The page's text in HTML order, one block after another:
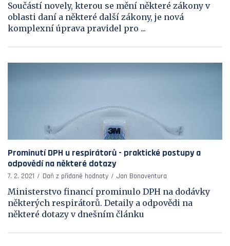
Součástí novely, kterou se mění některé zákony v
oblasti daní a některé další zákony, je nová
komplexní úprava pravidel pro ...
Prominutí DPH u respirátorů - praktické postupy a
odpovědí na některé dotazy
7. 2. 2021 Daň z přidané hodnoty Jan Bonaventura
Ministerstvo financí prominulo DPH na dodávky
některých respirátorů. Detaily a odpovědi na
některé dotazy v dnešním článku